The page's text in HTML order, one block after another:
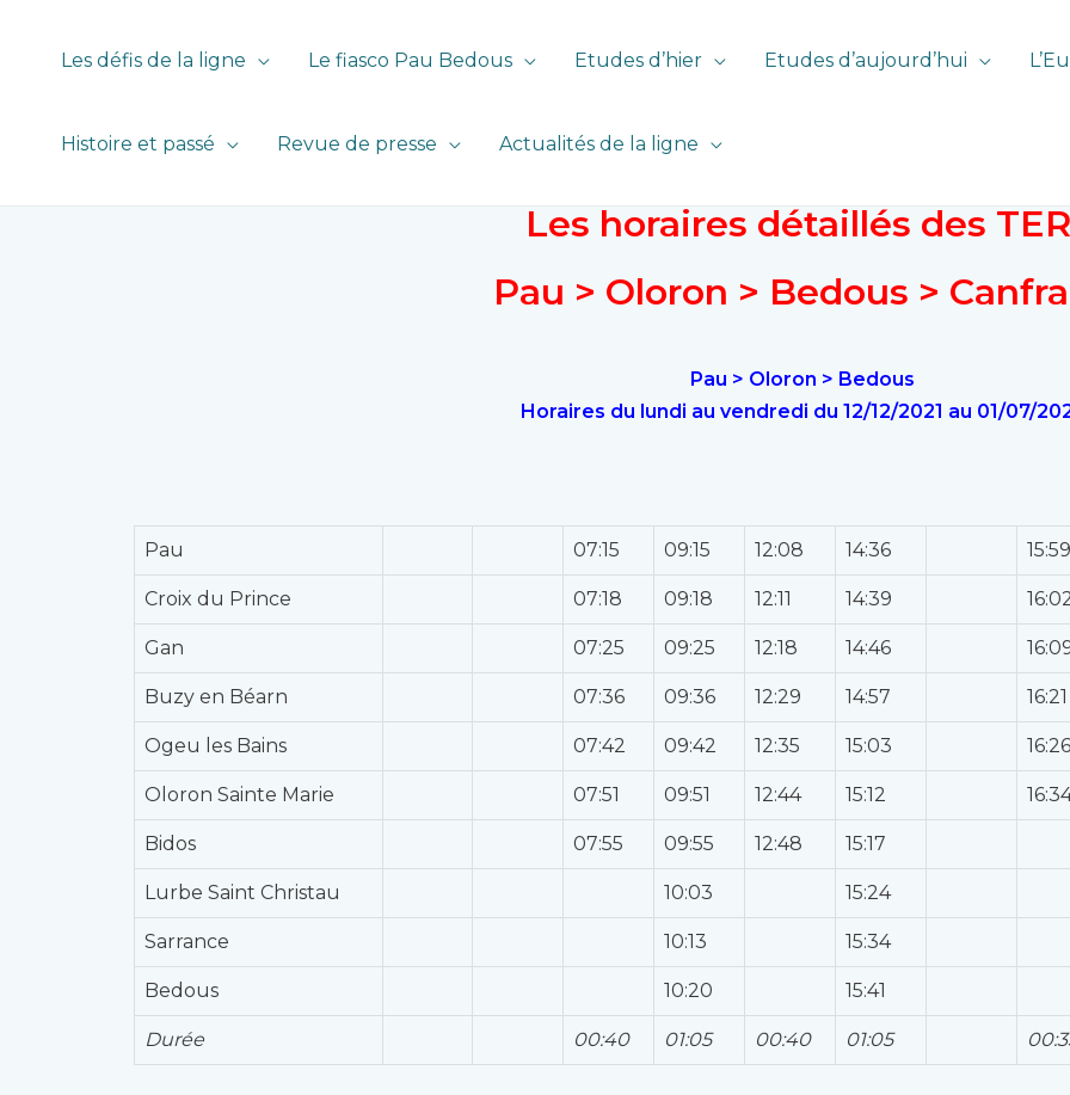
Les défis de la ligne Le fiasco Pau Bedous Etudes d’hier Etudes d’aujourd’hui
Histoire et passé Revue de presse Actualités de la ligne
Les horaires détaillés des TER
Pau > Oloron > Bedous >
Pau > Oloron > Bedous
Horaires du lundi au vendredi du 12/12/2021 au 01/07/
Pau 07:15 09:15 12:08 14:36 15:59
Croix du Prince 07:18 09:18 12:11 14:39 16:02
Gan 07:25 09:25 12:18 14:46
Buzy en Béarn 07:36 09:36 12:29 14:57 16:21
Ogeu les Bains 07:42 09:42 12:35 15:03 16:26
Oloron Sainte Marie 07:51 09:51 12:44 15:12
Bidos 07:55 09:55 12:48 15:17
Lurbe Saint Christau 10:03 15:24
Sarrance 10:13 15:34
Bedous 10:20 15:41
Durée 00:40 01:05 00:40 01:05